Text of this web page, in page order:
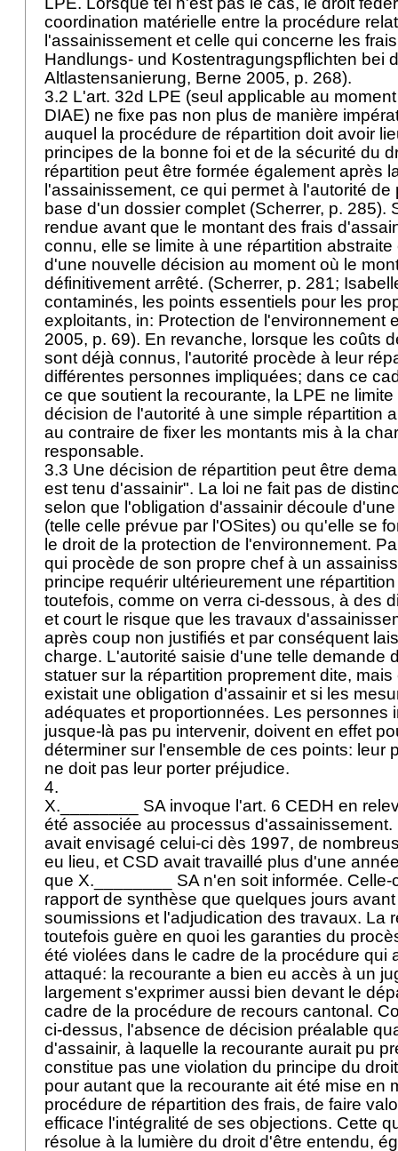
coordination matérielle entre la procédure
l'assainissement et celle qui concerne les
Handlungs- und Kostentragungspflichten bei
Altlastensanierung, Berne 2005, p. 268).
3.2 L'art. 32d LPE (seul applicable au
DIAE) ne fixe pas non plus de manière
auquel la procédure de répartition doit avoir
principes de la bonne foi et de la sécurité du
répartition peut être formée également après
l'assainissement, ce qui permet à l'autorité
base d'un dossier complet (Scherrer, p. 285).
rendue avant que le montant des frais
connu, elle se limite à une répartition
d'une nouvelle décision au moment où le
définitivement arrêté. (Scherrer, p. 281;
contaminés, les points essentiels pour les
exploitants, in: Protection de l'environnement
2005, p. 69). En revanche, lorsque les coûts
sont déjà connus, l'autorité procède à leur
différentes personnes impliquées; dans ce
ce que soutient la recourante, la LPE ne
décision de l'autorité à une simple répartition
au contraire de fixer les montants mis à la
responsable.
3.3 Une décision de répartition peut être
est tenu d'assainir". La loi ne fait pas de
selon que l'obligation d'assainir découle
(telle celle prévue par l'OSites) ou qu'elle se
le droit de la protection de l'environnement.
qui procède de son propre chef à un
principe requérir ultérieurement une
toutefois, comme on verra ci-dessous, à des
et court le risque que les travaux
après coup non justifiés et par conséquent
charge. L'autorité saisie d'une telle demande
statuer sur la répartition proprement dite,
existait une obligation d'assainir et si les
adéquates et proportionnées. Les personnes
jusque-là pas pu intervenir, doivent en effet
déterminer sur l'ensemble de ces points: leur
ne doit pas leur porter préjudice.
4.
X.________ SA invoque l'art. 6 CEDH en
été associée au processus
avait envisagé celui-ci dès 1997, de
eu lieu, et CSD avait travaillé plus d'une
que X.________ SA n'en soit informée. Celle-
rapport de synthèse que quelques jours
soumissions et l'adjudication des travaux. La
toutefois guère en quoi les garanties du
été violées dans le cadre de la procédure qui
attaqué: la recourante a bien eu accès à un
largement s'exprimer aussi bien devant le
cadre de la procédure de recours cantonal.
ci-dessus, l'absence de décision préalable
d'assainir, à laquelle la recourante aurait pu
constitue pas une violation du principe du
pour autant que la recourante ait été mise en
procédure de répartition des frais, de faire
efficace l'intégralité de ses objections. Cette
résolue à la lumière du droit d'être entendu,